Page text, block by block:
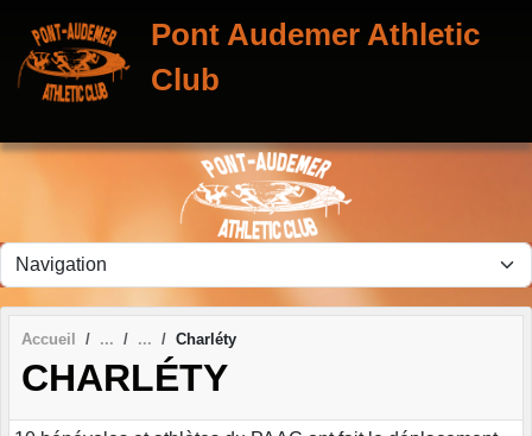
Pont Audemer Athletic
Club
Accueil Charléty
CHARLÉTY